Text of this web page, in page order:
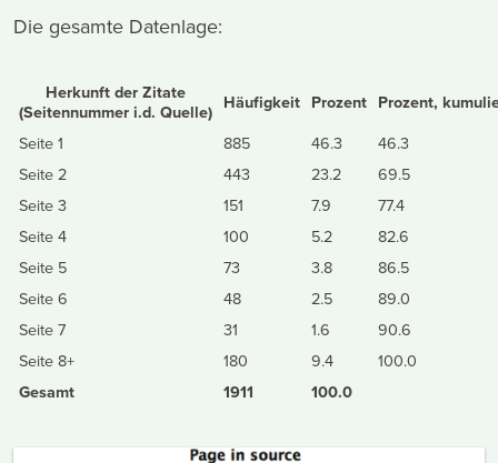
Die gesamte Datenlage:
Herkunft der Zitate
(Seitennummer i.d. Quelle) Häufigkeit Prozent Prozent,
Seite 1
885 46.3
46.3
Seite 2
443 23.2
69.5
Seite 3
151 7.9
77.4
Seite 4
100 5.2
82.6
Seite 5
73 3.8
86.5
Seite 6
48 2.5
89.0
Seite 7
31 1.6
90.6
Seite 8+
180 9.4
100.0
Gesamt
1911 100.0